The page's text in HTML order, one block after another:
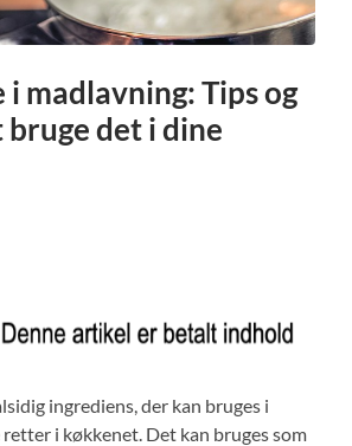
madlavning: Tips og
det i dine
ingrediens, der kan bruges i
i køkkenet. Det kan bruges som